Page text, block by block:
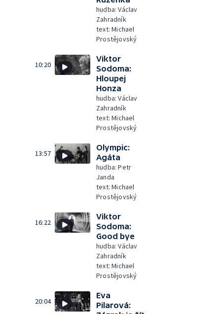
hudba: Václav
Zahradník
text: Michael
Prostějovský
10:20
Viktor
Sodoma:
Hloupej
Honza
hudba: Václav
Zahradník
text: Michael
Prostějovský
13:57
Olympic:
Agáta
hudba: Petr
Janda
text: Michael
Prostějovský
16:22
Viktor
Sodoma:
Good bye
hudba: Václav
Zahradník
text: Michael
Prostějovský
20:04
Eva
Pilarová: